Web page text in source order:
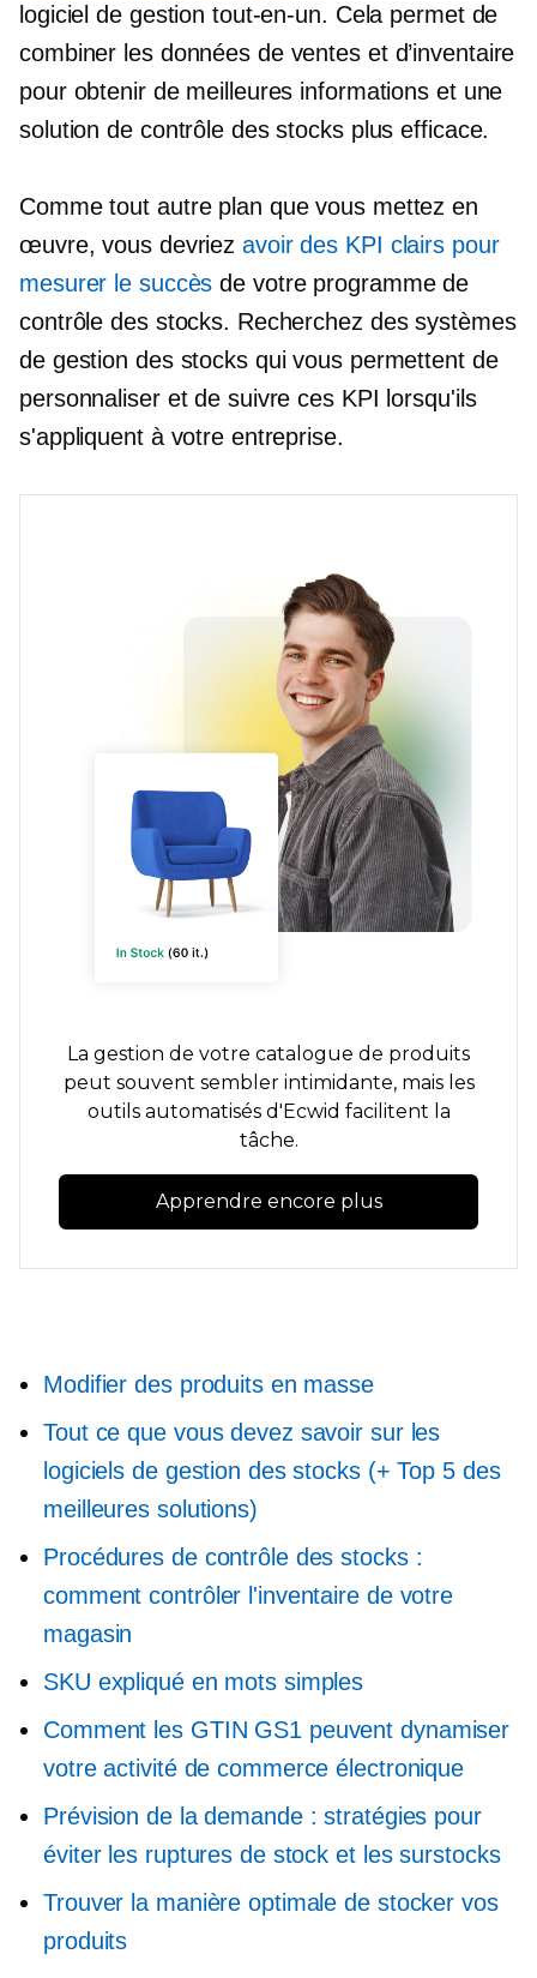
logiciel de gestion tout-en-un. Cela permet de
combiner les données de ventes et d’inventaire
pour obtenir de meilleures informations et une
solution de contrôle des stocks plus efficace.
Comme tout autre plan que vous mettez en
œuvre, vous devriez avoir des KPI clairs pour
mesurer le succès de votre programme de
contrôle des stocks. Recherchez des systèmes
de gestion des stocks qui vous permettent de
personnaliser et de suivre ces KPI lorsqu'ils
s'appliquent à votre entreprise.
La gestion de votre catalogue de produits
peut souvent sembler intimidante, mais les
outils automatisés d'Ecwid facilitent la
tâche.
Apprendre encore plus
Modifier des produits en masse
Tout ce que vous devez savoir sur les
logiciels de gestion des stocks (+ Top 5 des
meilleures solutions)
Procédures de contrôle des stocks :
comment contrôler l'inventaire de votre
magasin
SKU expliqué en mots simples
Comment les GTIN GS1 peuvent dynamiser
votre activité de commerce électronique
Prévision de la demande : stratégies pour
éviter les ruptures de stock et les surstocks
Trouver la manière optimale de stocker vos
produits